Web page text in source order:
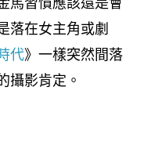
馬習慣應該還是會
落在女主角或劇
代》一樣突然間落
攝影肯定。